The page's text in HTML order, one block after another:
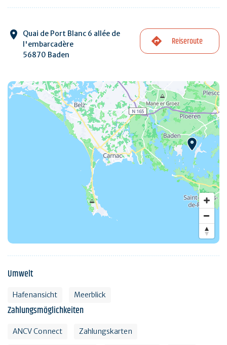
Quai de Port Blanc 6 allée de
l'embarcadère
56870 Baden
Reiseroute
Umwelt
Hafenansicht Meerblick
Zahlungsmöglichkeiten
ANCV Connect Zahlungskarten